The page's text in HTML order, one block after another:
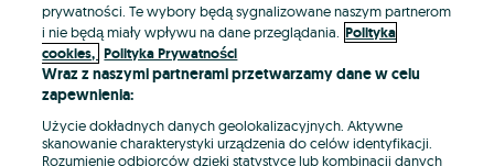
Kontynuuj przez konto Google
LUB
prywatności. Te wybory będą sygnalizowane naszym partnerom
i nie będą miały wpływu na dane przeglądania. Polityka
cookies, Polityka Prywatności
Wraz z naszymi partnerami przetwarzamy dane w celu
zapewnienia:
Użycie dokładnych danych geolokalizacyjnych. Aktywne
skanowanie charakterystyki urządzenia do celów identyfikacji.
Rozumienie odbiorców dzięki statystyce lub kombinacji danych